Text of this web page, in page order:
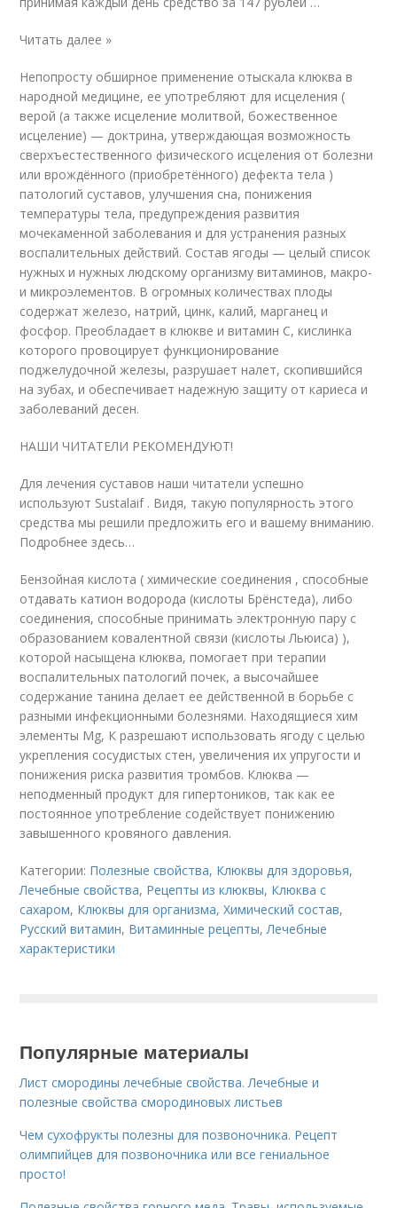
Читать далее »
Непопросту обширное применение отыскала клюква в
народной медицине, ее употребляют для исцеления (
верой (а также исцеление молитвой, божественное
исцеление) — доктрина, утверждающая возможность
сверхъестественного физического исцеления от болезни
или врождённого (приобретённого) дефекта тела )
патологий суставов, улучшения сна, понижения
температуры тела, предупреждения развития
мочекаменной заболевания и для устранения разных
воспалительных действий. Состав ягоды — целый список
нужных и нужных людскому организму витаминов, макро-
и микроэлементов. В огромных количествах плоды
содержат железо, натрий, цинк, калий, марганец и
фосфор. Преобладает в клюкве и витамин С, кислинка
которого провоцирует функционирование
поджелудочной железы, разрушает налет, скопившийся
на зубах, и обеспечивает надежную защиту от кариеса и
заболеваний десен.
НАШИ ЧИТАТЕЛИ РЕКОМЕНДУЮТ!
Для лечения суставов наши читатели успешно
используют Sustalaif . Видя, такую популярность этого
средства мы решили предложить его и вашему вниманию.
Подробнее здесь…
Бензойная кислота ( химические соединения , способные
отдавать катион водорода (кислоты Брёнстеда), либо
соединения, способные принимать электронную пару с
образованием ковалентной связи (кислоты Льюиса) ),
которой насыщена клюква, помогает при терапии
воспалительных патологий почек, а высочайшее
содержание танина делает ее действенной в борьбе с
разными инфекционными болезнями. Находящиеся хим
элементы Mg, К разрешают использовать ягоду с целью
укрепления сосудистых стен, увеличения их упругости и
понижения риска развития тромбов. Клюква —
неподменный продукт для гипертоников, так как ее
постоянное употребление содействует понижению
завышенного кровяного давления.
Категории: Полезные свойства, Клюквы для здоровья,
Лечебные свойства, Рецепты из клюквы, Клюква с
сахаром, Клюквы для организма,Химический состав,
Русский витамин, Витаминные рецепты,Лечебные
характеристики
Популярные материалы
Лист смородины лечебные свойства. Лечебные и
полезные свойства смородиновых листьев
Чем сухофрукты полезны для позвоночника. Рецепт
олимпийцев для позвоночника или все гениальное
просто!